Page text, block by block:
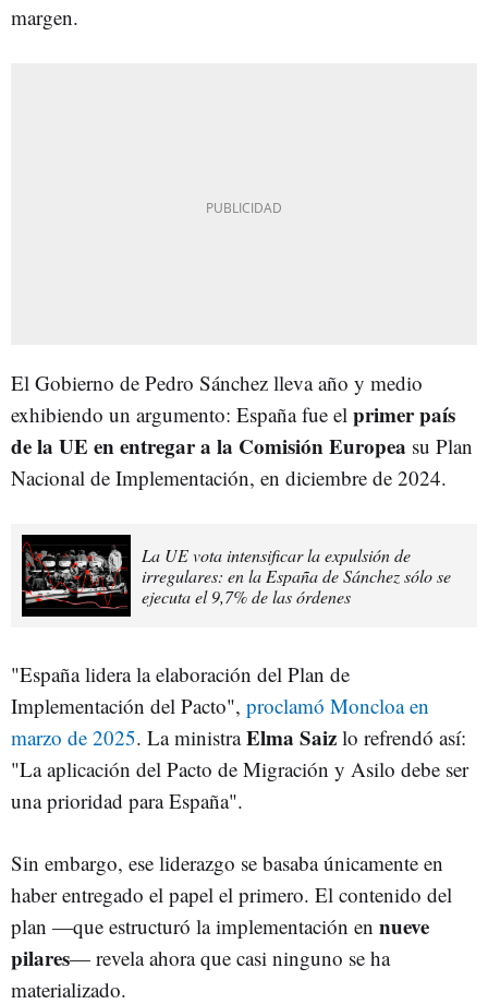
margen.
El Gobierno de Pedro Sánchez lleva año y medio
exhibiendo un argumento: España fue el primer país
de la UE en entregar a la Comisión Europea su Plan
Nacional de Implementación, en diciembre de 2024.
La UE vota intensificar la expulsión de
irregulares: en la España de Sánchez sólo se
ejecuta el 9,7% de las órdenes
"España lidera la elaboración del Plan de
Implementación del Pacto", proclamó Moncloa en
marzo de 2025. La ministraElma Saiz lo refrendó así:
"La aplicación del Pacto de Migración y Asilo debe ser
una prioridad para España".
Sin embargo, ese liderazgo se basaba únicamente en
haber entregado el papel el primero. El contenido del
plan —que estructuró la implementación en nueve
pilares— revela ahora que casi ninguno se ha
materializado.